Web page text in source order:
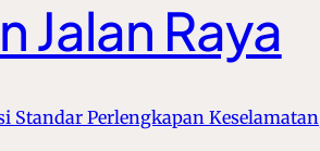
Jalan Raya
Standar Perlengkapan Keselamatan